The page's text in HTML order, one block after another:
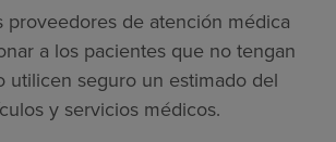
proveedores de atención médica
a los pacientes que no tengan
utilicen seguro un estimado del
y servicios médicos.